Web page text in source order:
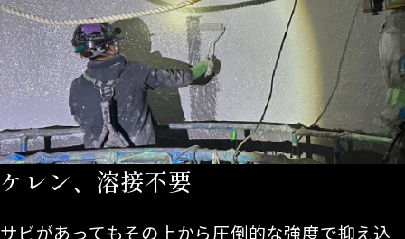
ケレン、溶接不要
サビがあってもその上から圧倒的な強度で抑え込